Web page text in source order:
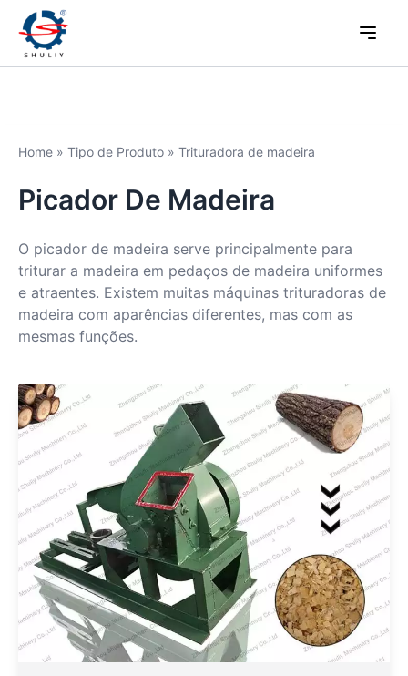
Home » Tipo de Produto » Trituradora de madeira
Picador De Madeira
O picador de madeira serve principalmente para
triturar a madeira em pedaços de madeira uniformes
e atraentes. Existem muitas máquinas trituradoras de
madeira com aparências diferentes, mas com as
mesmas funções.